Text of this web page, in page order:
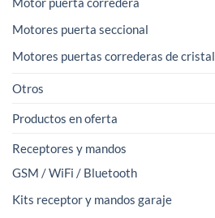
Motores puerta seccional
Motores puertas correderas de cristal
Otros
Productos en oferta
Receptores y mandos
GSM / WiFi / Bluetooth
Kits receptor y mandos garaje